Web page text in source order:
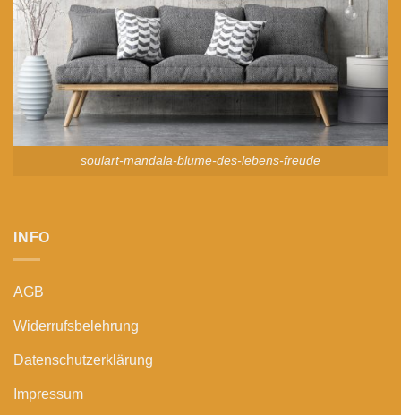
soulart-mandala-blume-des-lebens-freude
INFO
AGB
Widerrufsbelehrung
Datenschutzerklärung
Impressum